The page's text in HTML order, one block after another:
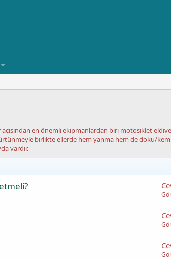
en önemli ekipmanlardan biri motosiklet
birlikte ellerde hem yanma hem de doku/
vardır.